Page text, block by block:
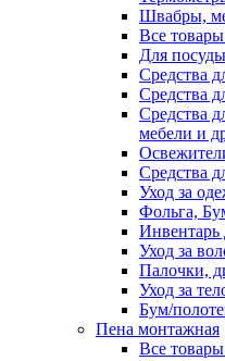
Швабры,
Все товары
Для
Средства
Средства
Средства
мебели и
Средства
Уход за
Фольга,
Инвентарь
Уход за
Палочки,
Уход за
Бум/
Пена монтажная
Все товары